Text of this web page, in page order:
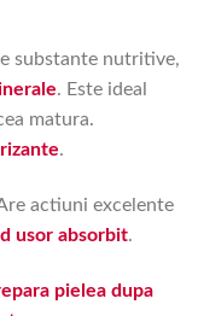
substante nutritive,
. Este ideal
matura.
.
actiuni excelente
usor absorbit.
pielea dupa